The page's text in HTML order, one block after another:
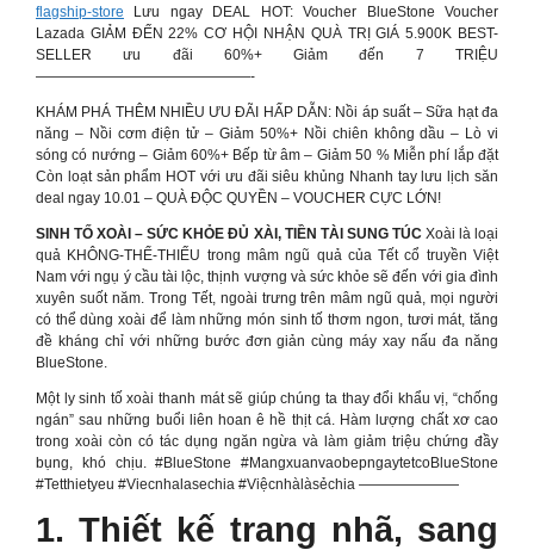
flagship-store Lưu ngay DEAL HOT: Voucher BlueStone Voucher
Lazada GIẢM ĐẾN 22% CƠ HỘI NHẬN QUÀ TRỊ GIÁ 5.900K BEST-
SELLER ưu đãi 60%+ Giảm đến 7 TRIỆU
———————————————-
KHÁM PHÁ THÊM NHIỀU ƯU ĐÃI HẤP DẪN: Nồi áp suất – Sữa hạt đa
năng – Nồi cơm điện tử – Giảm 50%+ Nồi chiên không dầu – Lò vi
sóng có nướng – Giảm 60%+ Bếp từ âm – Giảm 50 % Miễn phí lắp đặt
Còn loạt sản phẩm HOT với ưu đãi siêu khủng Nhanh tay lưu lịch săn
deal ngay 10.01 – QUÀ ĐỘC QUYỀN – VOUCHER CỰC LỚN!
SINH TỐ XOÀI – SỨC KHỎE ĐỦ XÀI, TIỀN TÀI SUNG TÚCXoài là loại
quả KHÔNG-THỂ-THIẾU trong mâm ngũ quả của Tết cổ truyền Việt
Nam với ngụ ý cầu tài lộc, thịnh vượng và sức khỏe sẽ đến với gia đình
xuyên suốt năm. Trong Tết, ngoài trưng trên mâm ngũ quả, mọi người
có thể dùng xoài để làm những món sinh tố thơm ngon, tươi mát, tăng
đề kháng chỉ với những bước đơn giản cùng máy xay nấu đa năng
BlueStone.
Một ly sinh tố xoài thanh mát sẽ giúp chúng ta thay đổi khẩu vị, “chống
ngán” sau những buổi liên hoan ê hề thịt cá. Hàm lượng chất xơ cao
trong xoài còn có tác dụng ngăn ngừa và làm giảm triệu chứng đầy
bụng, khó chịu. #BlueStone #MangxuanvaobepngaytetcoBlueStone
#Tetthietyeu #Viecnhalasechia #Việcnhàlàsẻchia ———————
1. Thiết kế trang nhã, sang